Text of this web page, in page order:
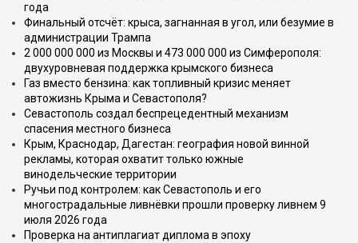
года
Финальный отсчёт: крыса, загнанная в угол, или безумие в
администрации Трампа
2 000 000 000 из Москвы и 473 000 000 из Симферополя:
двухуровневая поддержка крымского бизнеса
Газ вместо бензина: как топливный кризис меняет
автожизнь Крыма и Севастополя?
Севастополь создал беспрецедентный механизм
спасения местного бизнеса
Крым, Краснодар, Дагестан: география новой винной
рекламы, которая охватит только южные
винодельческие территории
Ручьи под контролем: как Севастополь и его
многострадальные ливнёвки прошли проверку ливнем 9
июля 2026 года
Проверка на антиплагиат диплома в эпоху